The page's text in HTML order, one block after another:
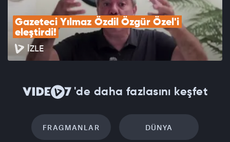
Gazeteci Yılmaz Özdil Özgür Özel'i
eleştirdi!
İZLE
'de daha fazlasını keşfet
FRAGMANLAR DÜNYA